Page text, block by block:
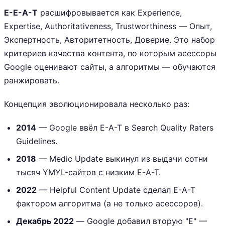
E-E-A-T расшифровывается как Experience,
Expertise, Authoritativeness, Trustworthiness — Опыт,
Экспертность, Авторитетность, Доверие. Это набор
критериев качества контента, по которым асессоры
Google оценивают сайты, а алгоритмы — обучаются
ранжировать.
Концепция эволюционировала несколько раз:
2014 — Google ввёл E-A-T в Search Quality Raters
Guidelines.
2018 — Medic Update выкинул из выдачи сотни
тысяч YMYL-сайтов с низким E-A-T.
2022 — Helpful Content Update сделал E-A-T
фактором алгоритма (а не только асессоров).
Декабрь 2022 — Google добавил вторую "E" —